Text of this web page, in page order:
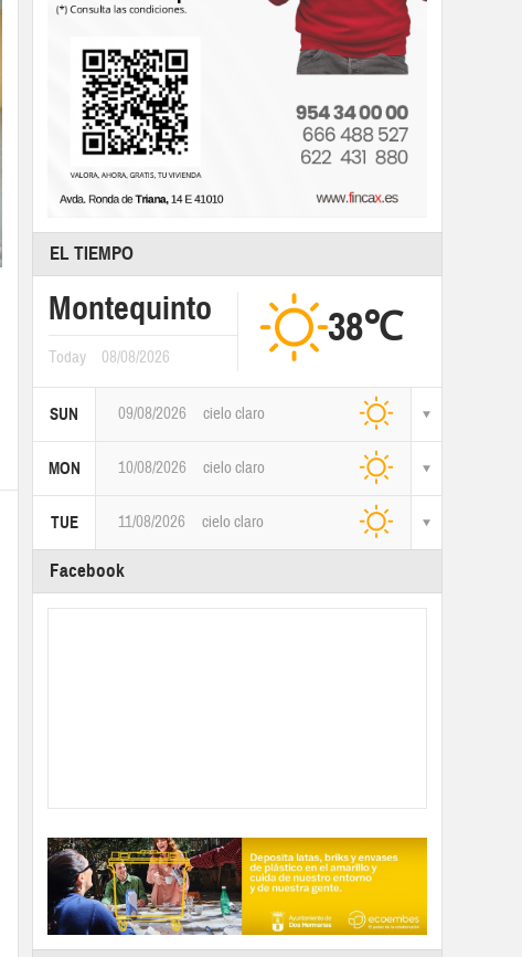
EL TIEMPO
Montequinto
Today 08/08/2026
38℃
SUN 09/08/2026 cielo claro
MON 10/08/2026 cielo claro
TUE 11/08/2026 cielo claro
Facebook